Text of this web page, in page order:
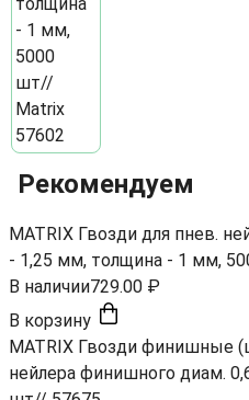
Рекомендуем
MATRIX Гвозди для пнев.
- 1,25 мм, толщина - 1 мм,
В наличии729.00 ₽
В корзину
MATRIX Гвозди финишные
нейлера финишного диам.